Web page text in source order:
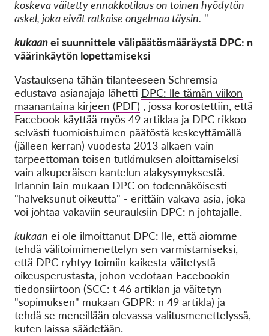
koskeva väitetty ennakkotilaus on toinen hyödytön
askel, joka eivät ratkaise ongelmaa täysin. "
kukaanei suunnittele välipäätösmääräystä DPC: n
väärinkäytön lopettamiseksi
Vastauksena tähän tilanteeseen Schremsia
edustava asianajaja lähetti DPC: lle tämän viikon
maanantaina kirjeen (PDF) , jossa korostettiin, että
Facebook käyttää myös 49 artiklaa ja DPC rikkoo
selvästi tuomioistuimen päätöstä keskeyttämällä
(jälleen kerran) vuodesta 2013 alkaen vain
tarpeettoman toisen tutkimuksen aloittamiseksi
vain alkuperäisen kantelun alakysymyksestä.
Irlannin lain mukaan DPC on todennäköisesti
"halveksunut oikeutta" - erittäin vakava asia, joka
voi johtaa vakaviin seurauksiin DPC: n johtajalle.
kukaan ei ole ilmoittanut DPC: lle, että aiomme
tehdä välitoimimenettelyn sen varmistamiseksi,
että DPC ryhtyy toimiin kaikesta väitetystä
oikeusperustasta, johon vedotaan Facebookin
tiedonsiirtoon (SCC: t 46 artiklan ja väitetyn
"sopimuksen" mukaan GDPR: n 49 artikla) ja
tehdä se meneillään olevassa valitusmenettelyssä,
kuten laissa säädetään.